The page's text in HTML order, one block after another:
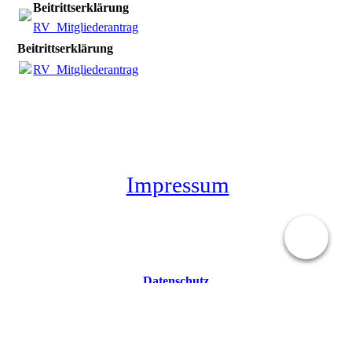
Beitrittserklärung
RV_Mitgliederantrag_ab_1.1.2024.pdf
Beitrittserklärung
RV_Mitgliederantrag_ab_1.1.2024.pdf
Impressum
Datenschutz